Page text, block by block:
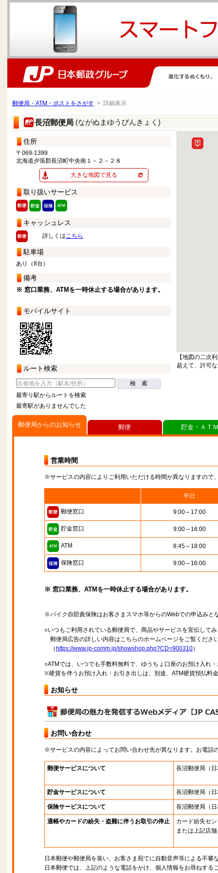
郵便局・ATM・ポストをさがす > 詳細表示
長沼郵便局 (ながぬまゆうびんきょく)
住所
〒069-1399
北海道夕張郡長沼町中央南１－２－２８
大きな地図で見る
取り扱いサービス
キャッシュレス
詳しくはこちら
駐車場
あり（8台）
備考
※ 窓口業務、ATMを一時休止する場合があります。
モバイルサイト
ルート検索
検 索
最寄り駅からルートを検索
最寄駅がありませんでした
【地図の二次
超えて、許可
郵便局からのお知らせ
営業時間
※サービスの内容によりご利用いただける時間が異なりますので
平日
郵便窓口 9:00～17:00
貯金窓口 9:00～16:00
ATM 8:45～18:00
保険窓口 9:00～16:00
※ 窓口業務、ATMを一時休止する場合があります。
※バイク自賠責保険はお客さまスマホ等からのWebでの申込みと
○いつもご利用されている郵便局で、商品やサービスを宣伝して
郵便局広告の詳しい内容はこちらのホームページをご覧くださ
（ https://www.jp-comm.jp/showshop.php?CD=900310）
○ATMでは、いつでも手数料無料で、ゆうちょ口座のお預け入れ
※硬貨を伴うお預け入れ・お引き出しは、別途、ATM硬貨預払料
お知らせ
お問い合わせ
※サービスの内容によってお問い合わせ先が異なります。お電話
郵便サービスについて 長沼郵便局 （
貯金サービスについて 長沼郵便局 （
保険サービスについて 長沼郵便局 （
通帳やカードの紛失・盗難に伴うお取引の停止
カード紛失セ
または上記店舗
日本郵便や郵便局を装い、お客さま宛てに自動音声等による不審
日本郵便では、上記のような電話をかけ、個人情報をお尋ねする
郵便 貯金・ＡＴ